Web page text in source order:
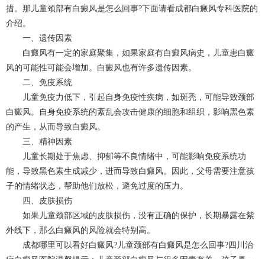
措。那儿童颈部有白癜风是怎么回事?下面请看成都白癜风专科医院的
介绍。
一、遗传因素
白癜风有一定的家庭聚集，如果家庭有白癜风病史，儿童患白癜
风的可能性可能会增加。白癜风也有许多遗传因素。
二、免疫系统
儿童免疫力低下，引起自身免疫性疾病，如斑秃，可能导致颈部
白癜风。自身免疫系统的紊乱会攻击健康的细胞和组织，影响黑色素
的产生，从而导致白癜风。
三、精神因素
儿童长期处于焦虑、抑郁等不良情绪中，可能影响免疫系统功
能，导致黑色素生成减少，进而导致白癜风。因此，父母需要注意孩
子的情绪状态，帮助他们放松，避免过度的压力。
四、皮肤损伤
如果儿童颈部区域的皮肤损伤，没有正确的保护，长期暴露在紫
外线下，那么白癜风的风险就会特别高。
成都哪里可以看好白癜风?儿童颈部有白癜风是怎么回事?四川治